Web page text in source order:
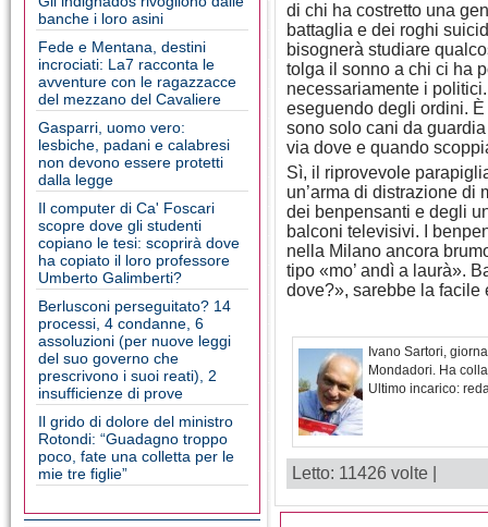
banche i loro asini
Fede e Mentana, destini
incrociati: La7 racconta le
avventure con le ragazzacce
del mezzano del Cavaliere
Gasparri, uomo vero:
lesbiche, padani e calabresi
non devono essere protetti
dalla legge
Il computer di Ca' Foscari
scopre dove gli studenti
copiano le tesi: scoprirà dove
ha copiato il loro professore
Umberto Galimberti?
Berlusconi perseguitato? 14
processi, 4 condanne, 6
assoluzioni (per nuove leggi
del suo governo che
prescrivono i suoi reati), 2
insufficienze di prove
Il grido di dolore del ministro
Rotondi: “Guadagno troppo
poco, fate una colletta per le
mie tre figlie”
di chi ha costretto una
battaglia e dei roghi
bisognerà studiare
tolga il sonno a chi ci ha
necessariamente i
eseguendo degli ordini.
sono solo cani da
via dove e quando
Sì, il riprovevole
un’arma di distrazione di
dei benpensanti e degli
balconi televisivi. I
nella Milano ancora
tipo «mo’ andì a laurà».
dove?», sarebbe la facile
Ivano Sartori,
Mondadori. Ha
Ultimo incarico:
Letto: 11426 volte |